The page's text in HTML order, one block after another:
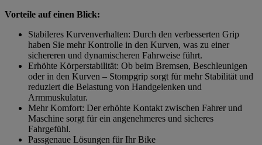
Vorteile auf einen Blick:
Stabileres Kurvenverhalten: Durch den verbesserten Grip
haben Sie mehr Kontrolle in den Kurven, was zu einer
sichereren und dynamischeren Fahrweise führt.
Erhöhte Körperstabilität: Ob beim Bremsen, Beschleunigen
oder in den Kurven – Stompgrip sorgt für mehr Stabilität und
reduziert die Belastung von Handgelenken und
Armmuskulatur.
Mehr Komfort: Der erhöhte Kontakt zwischen Fahrer und
Maschine sorgt für ein angenehmeres und sicheres
Fahrgefühl.
Passgenaue Lösungen für Ihr Bike